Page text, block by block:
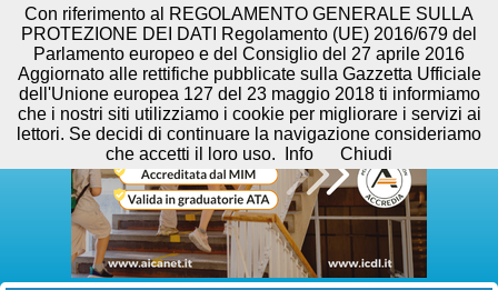
Con riferimento al REGOLAMENTO GENERALE SULLA
PROTEZIONE DEI DATI Regolamento (UE) 2016/679 del
Parlamento europeo e del Consiglio del 27 aprile 2016
Aggiornato alle rettifiche pubblicate sulla Gazzetta Ufficiale
dell'Unione europea 127 del 23 maggio 2018 ti informiamo
che i nostri siti utilizziamo i cookie per migliorare i servizi ai
lettori. Se decidi di continuare la navigazione consideriamo
che accetti il loro uso.
Info Chiudi